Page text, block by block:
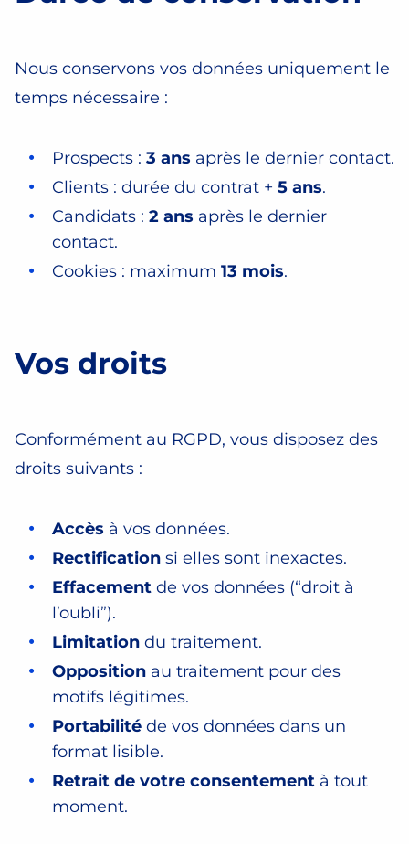
Nous conservons vos données uniquement le
temps nécessaire :
Prospects : 3 ans après le dernier contact.
Clients : durée du contrat + 5 ans.
Candidats : 2 ans après le dernier
contact.
Cookies : maximum 13 mois.
Vos droits
Conformément au RGPD, vous disposez des
droits suivants :
Accès à vos données.
Rectification si elles sont inexactes.
Effacement de vos données (“droit à
l’oubli”).
Limitation du traitement.
Opposition au traitement pour des
motifs légitimes.
Portabilité de vos données dans un
format lisible.
Retrait de votre consentement à tout
moment.